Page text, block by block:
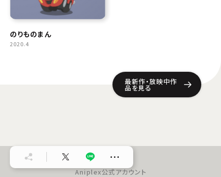
のりものまん
2020.4
最新作・放映中作
品を見る
…
Aniplex公式アカウント